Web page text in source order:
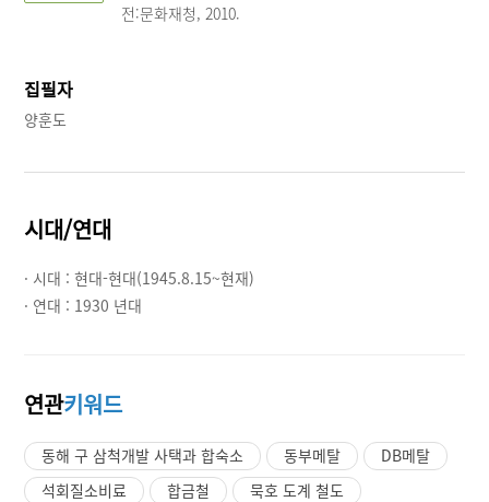
전:문화재청, 2010.
집필자
양훈도
시대/연대
· 시대 :현대-현대(1945.8.15~현재)
· 연대 : 1930 년대
연관키워드
동해 구 삼척개발 사택과 합숙소 동부메탈
DB메탈
석회질소비료
합금철 묵호 도계 철도